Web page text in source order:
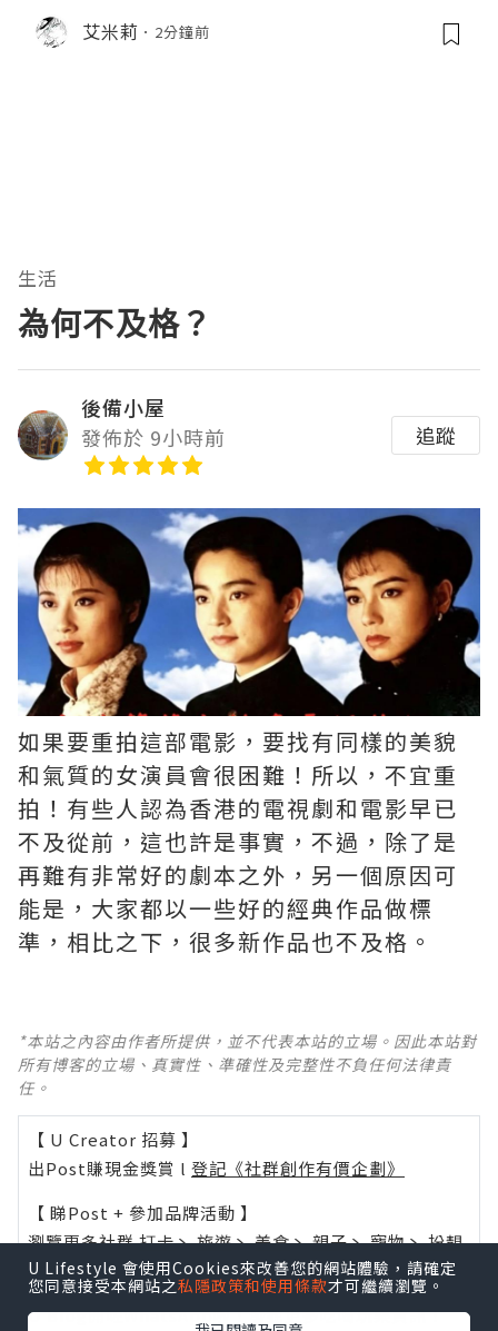
艾米莉 2分鐘前
生活
為何不及格？
後備小屋
發佈於 9小時前
追蹤
如果要重拍這部電影，要找有同樣的美貌
和氣質的女演員會很困難！所以，不宜重
拍！有些人認為香港的電視劇和電影早已
不及從前，這也許是事實，不過，除了是
再難有非常好的劇本之外，另一個原因可
能是，大家都以一些好的經典作品做標
準，相比之下，很多新作品也不及格。 ​​​
*本站之內容由作者所提供，並不代表本站的立場。因此本站對
所有博客的立場、真實性、準確性及完整性不負任何法律責
任。
【 U Creator 招募 】
出Post賺現金獎賞 l 登記《社群創作有價企劃》
【 睇Post + 參加品牌活動 】
瀏覽更多社群打卡丶旅遊丶美食丶親子丶寵物丶扮靚
攻略及活動情報
U Blog開咗WhatsApp啦！發掘更多吃喝玩樂資訊！
U Lifestyle 會使用Cookies來改善您的網站體驗，請確定
您同意接受本網站之私隱政策和使用條款才可繼續瀏覽。